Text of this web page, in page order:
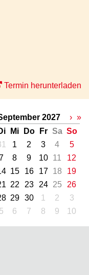
Termin herunterladen
2027
Mi Do Fr Sa So
1 2 3 4
5
8 9 10 11
12
15 16 17 18
19
22 23 24 25
26
29 30 1 2
3
5 6 7 8 9 10
› »